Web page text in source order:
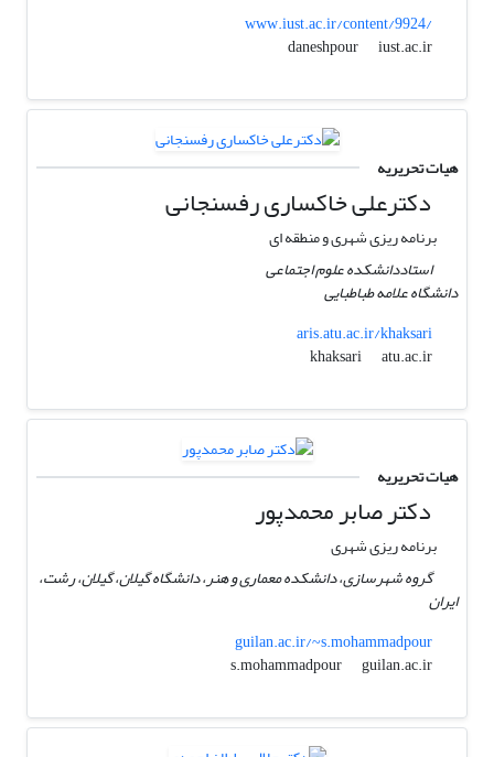
www.iust.ac.ir/content/9924/
daneshpour
iust.ac.ir
هیات تحریریه
دکترعلی خاکساری رفسنجانی
برنامه ریزی شهری و منطقه ای
استاددانشکده علوم اجتماعی
دانشگاه علامه طباطبایی
aris.atu.ac.ir/khaksari
khaksari
atu.ac.ir
هیات تحریریه
دکتر صابر محمدپور
برنامه ریزی شهری
گروه شهرسازی، دانشکده معماری و هنر، دانشگاه گیلان، گیلان، رشت،
ایران
guilan.ac.ir/~s.mohammadpour
s.mohammadpour
guilan.ac.ir